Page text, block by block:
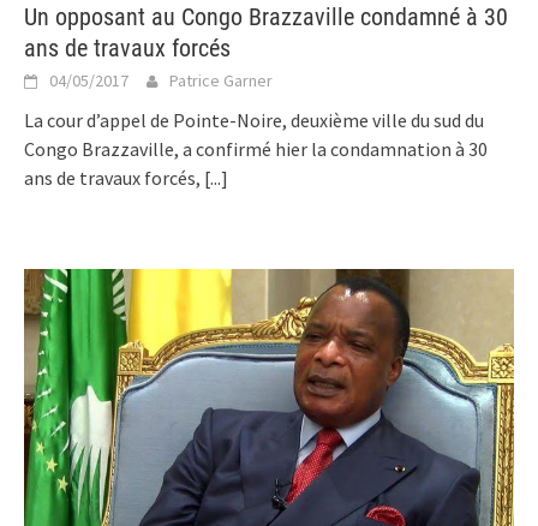
Un opposant au Congo Brazzaville condamné à 30
ans de travaux forcés
04/05/2017 Patrice Garner
La cour d’appel de Pointe-Noire, deuxième ville du sud du
Congo Brazzaville, a confirmé hier la condamnation à 30
ans de travaux forcés, [...]